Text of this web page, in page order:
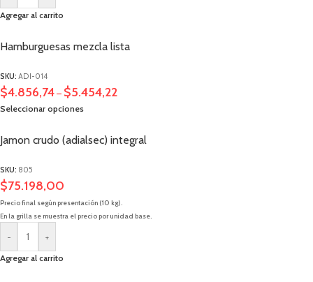
Agregar al carrito
Hamburguesas mezcla lista
SKU: ADI-014
$4.856,74 – $5.454,22
Seleccionar opciones
Jamon crudo (adialsec) integral
SKU: 805
$75.198,00
Precio final según presentación (10 kg).
En la grilla se muestra el precio por unidad base.
- +
Agregar al carrito